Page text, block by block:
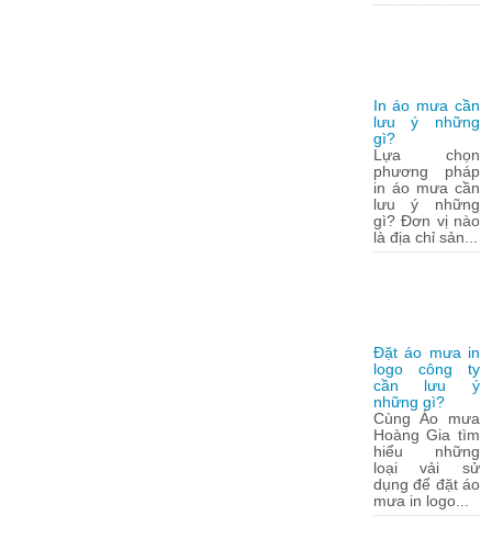
In áo mưa cần
lưu ý những
gì?
Lựa chọn
phương pháp
in áo mưa cần
lưu ý những
gì? Đơn vị nào
là địa chỉ sản...
Đặt áo mưa in
logo công ty
cần lưu ý
những gì?
Cùng Áo mưa
Hoàng Gia tìm
hiểu những
loại vải sử
dụng để đặt áo
mưa in logo...